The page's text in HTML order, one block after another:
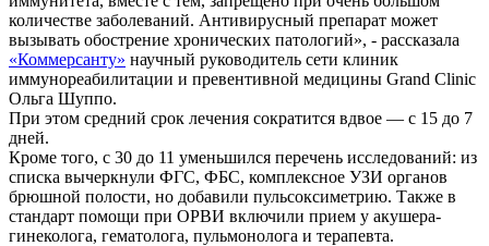
количестве заболеваний. Антивирусный препарат может
вызывать обострение хронических патологий», - рассказала
«Коммерсанту» научный руководитель сети клиник
иммунореабилитации и превентивной медицины Grand Clinic
Ольга Шуппо.
При этом средний срок лечения сократится вдвое — с 15 до 7
дней.
Кроме того, с 30 до 11 уменьшился перечень исследований: из
списка вычеркнули ФГС, ФБС, комплексное УЗИ органов
брюшной полости, но добавили пульсоксиметрию. Также в
стандарт помощи при ОРВИ включили прием у акушера-
гинеколога, гематолога, пульмонолога и терапевта.